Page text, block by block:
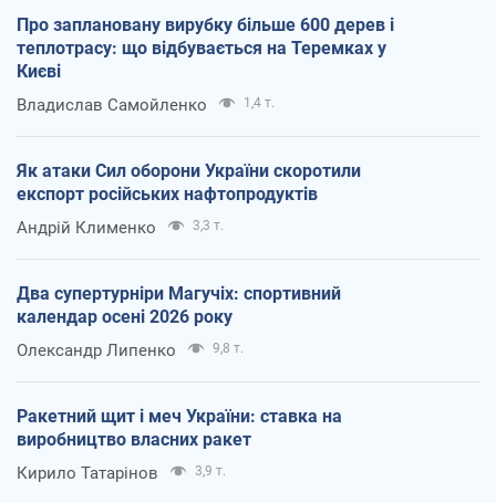
Про заплановану вирубку більше 600 дерев і
теплотрасу: що відбувається на Теремках у
Києві
Владислав Самойленко 1,4 т.
Як атаки Сил оборони України скоротили
експорт російських нафтопродуктів
Андрій Клименко 3,3 т.
Два супертурніри Магучіх: спортивний
календар осені 2026 року
Олександр Липенко 9,8 т.
Ракетний щит і меч України: ставка на
виробництво власних ракет
Кирило Татарінов 3,9 т.